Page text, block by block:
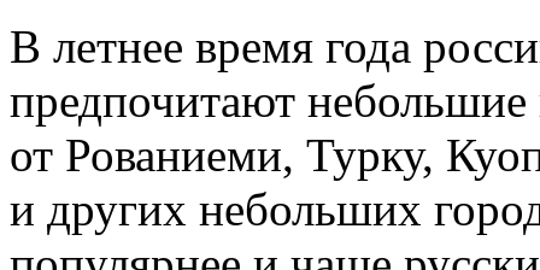
В летнее время года
предпочитают небольшие
от Рованиеми, Турку,
и других небольших